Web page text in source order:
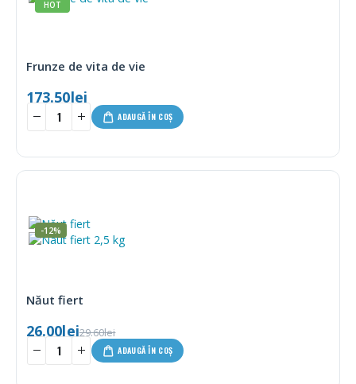
HOT
Frunze de vita de vie
173.50lei
ADAUGĂ ÎN COȘ
-12%
Năut fiert
29.60lei
26.00lei
ADAUGĂ ÎN COȘ